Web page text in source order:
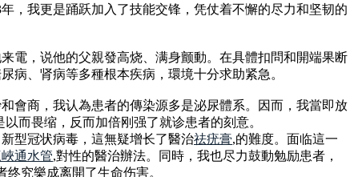
，我更是踊跃加入了技能交锋，凭仗着不懈的尽力和坚韧的
電，说他的父親發高烧、满身颤動。在具體扣問和開端果断
病、肾病等多種根本疾病，環境十分求助紧急。
會商，我认為患者的傳染源多是泌尿體系。因而，我當即放
而畏缩，反而加倍刚强了就诊患者的刻意。
型冠状病毒，這無疑增长了醫治祛疣膏,的難度。面临這一
通水管,對性的醫治辦法。同時，我也尽力鼓動勉励患者，
究樂成离開了生命伤害。